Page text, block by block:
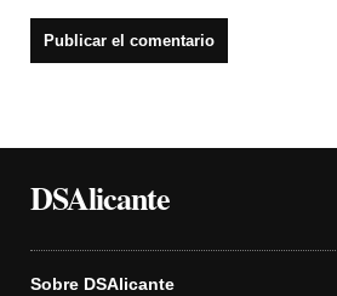
DSAlicante
Sobre DSAlicante